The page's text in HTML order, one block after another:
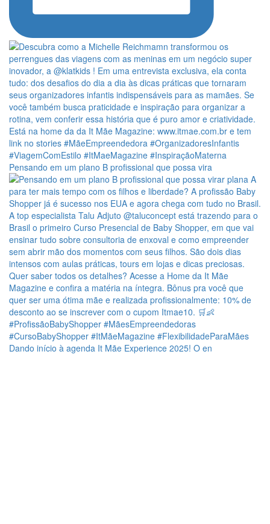
Pensando em um plano B profissional que possa vira
Dando início à agenda It Mãe Experience 2025! O en